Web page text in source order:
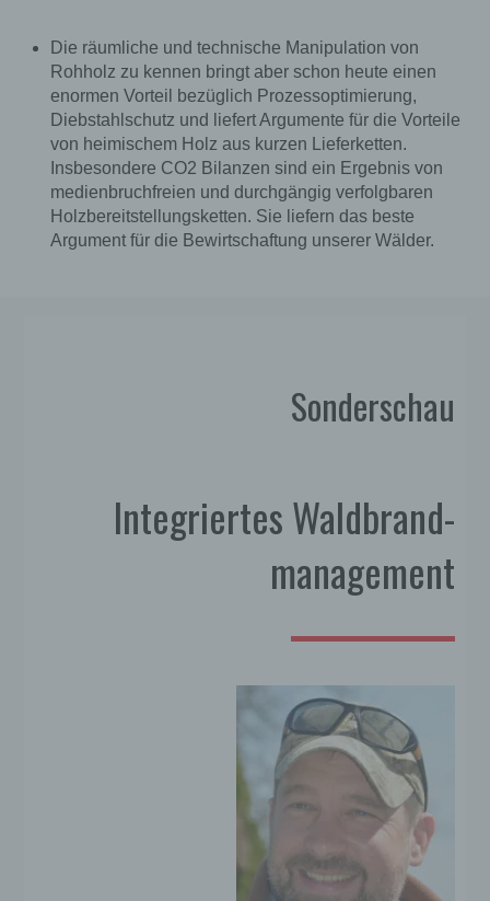
Die räumliche und technische Manipulation von
Rohholz zu kennen bringt aber schon heute einen
enormen Vorteil bezüglich Prozessoptimierung,
Diebstahlschutz und liefert Argumente für die Vorteile
von heimischem Holz aus kurzen Lieferketten.
Insbesondere CO2 Bilanzen sind ein Ergebnis von
medienbruchfreien und durchgängig verfolgbaren
Holzbereitstellungsketten. Sie liefern das beste
Argument für die Bewirtschaftung unserer Wälder.
Sonderschau
Integriertes Waldbrand-
management